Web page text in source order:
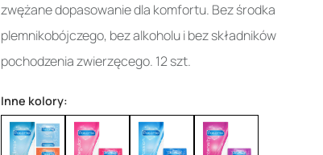
zwężane dopasowanie dla komfortu. Bez środka
plemnikobójczego, bez alkoholu i bez składników
pochodzenia zwierzęcego. 12 szt.
Inne kolory: